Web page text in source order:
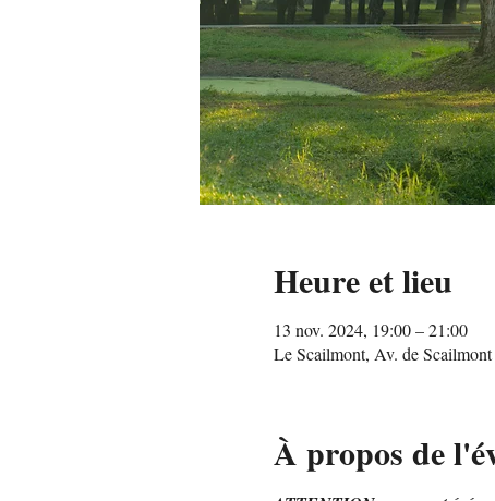
Heure et lieu
13 nov. 2024, 19:00 – 21:00
Le Scailmont, Av. de
À propos de